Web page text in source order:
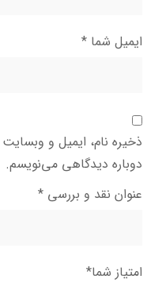
ایمیل شما *
ذخیره نام، ایمیل و
دوباره دیدگاهی می‌نویسم.
عنوان نقد و بررسی *
امتیاز شما*